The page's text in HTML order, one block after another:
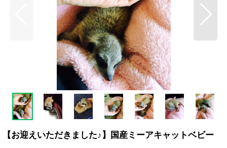
【お迎えいただきました♪】国産ミーアキャットベビー